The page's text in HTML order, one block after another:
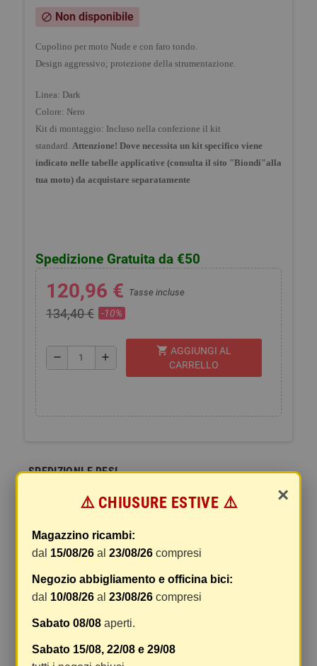
block Non disponibile
Cupolino per moto Nude e con faro tondo.
Design aggressivo; protezione della strumentazione.
Linea: Dark
Colore: Nero
Kit di montaggio: Incluso nella confezione il kit
standard. Attenzione! Dove necessita un kit specifico viene
indicato nelle tabelle applicative (consulta il sito "Biondi"alla
tua moto) da acquistare separatamente
Spedizione Gratuita da €50
120,96 € Tasse incluse
134,40 € -10%
remove add
shopping_cart AGGIUNGI AL
CARRELLO
SPEDIZIONI E RESI
La spedizione del vostro pacco
dal ricevimento del pagamento e vengono spediti
tramite BRT con tracciatura e consegna senza
firma. Qualsiasi tipo di spedizione scegliate, vi
forniremo un link per tracciare il vostro pacco
gestione e imballaggio e le spese postali. I costi
×
⚠️ CHIUSURE ESTIVE ⚠️
Magazzino ricambi:
dal 15/08/26 al23/08/26 compresi
Negozio abbigliamento e officina bici:
dal 10/08/26 al23/08/26 compresi
Sabato 08/08 aperti.
Sabato 15/08, 22/08 e 29/08